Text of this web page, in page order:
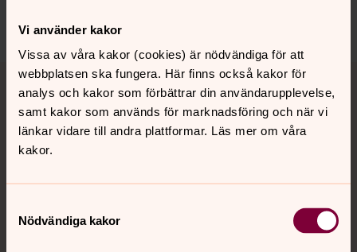
Vi använder kakor
Vissa av våra kakor (cookies) är nödvändiga för att
webbplatsen ska fungera. Här finns också kakor för
analys och kakor som förbättrar din användarupplevelse,
samt kakor som används för marknadsföring och när vi
länkar vidare till andra plattformar. Läs mer om våra
kakor.
Nödvändiga kakor
Tillbaka till toppen
Tillbaka till innehållet
Kontakt